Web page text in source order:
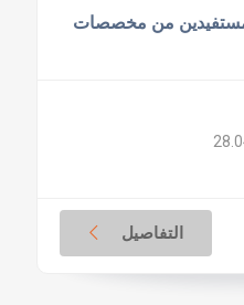
من مخصصات
التفاصيل